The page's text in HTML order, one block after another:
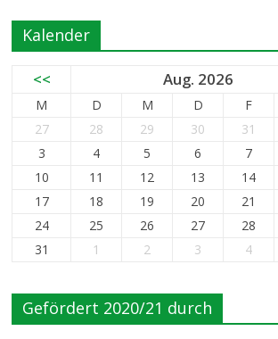
Kalender
<< Aug. 2026
M D M D F
27
28 29 30 31
3
4 5 6 7
10
11 12 13 14
17
18 19 20 21
24
25 26 27 28
31
1 2 3 4
Gefördert 2020/21 durch